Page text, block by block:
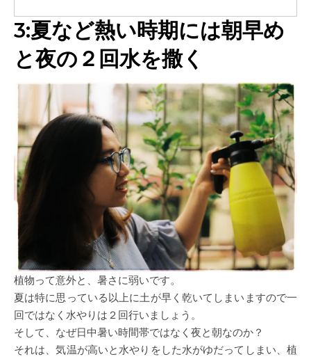
3:夏など熱い時期には朝早め
と夜の２回水を撒く
植物って意外と、暑さに弱いです。
夏は特に思っている以上に土が早く乾いてしまいますので一
回ではなく水やりは２回行いましょう。
そして、なぜ日中暑い時間帯ではなく夜と朝なのか？
それは、気温が高いと水やりをした水がゆだってしまい、植